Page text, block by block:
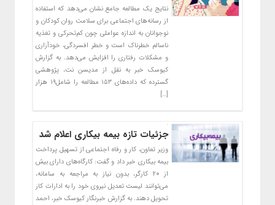
نتایج یک مطالعه جامع نشان می‌دهد که استفاده
از رسانه‌های اجتماعی برای سلامت روان کودکان و
نوجوانان به اندازه عواملی چون کم‌تحرکی و تغذیه
ناسالم خطرناک است و خطر افسردگی، خودآزاری
و مشکلات رفتاری را افزایش می‌دهد. به گزارش
کیوسک خبر به نقل از مدیسن نت، پژوهشی
گسترده که داده‌های ۱۵۳ مطالعه را شامل۱۹ هزار
[…]
جزئیات تازه بیمه بیکاری اعلام شد
وزیر تعاون، کار و رفاه اجتماعی از تسهیل پرداخت
بیمه بیکاری خبر داد و گفت: کارگاه‌های دارای بیش
از ۲۰ کارگر، بدون نیاز به مراجعه به سامانه،
می‌توانند لیست تعدیل نیروی خود را به ادارات کار
تحویل دهند. به گزارش خبرنگار کیوسک خبر، احمد